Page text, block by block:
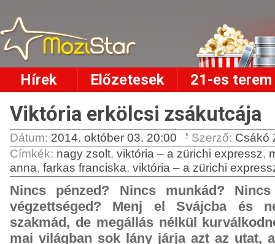
Hírek Előzetesek 21-es terem
Viktória erkölcsi zsákutcája
Dátum: 2014. október 03. 20:00 Szerző: Csákó
Címkék: nagy zsolt, viktória – a zürichi expressz,
anna, farkas franciska, viktória – a zürichi
Nincs pénzed? Nincs munkád?
végzettséged? Menj el Svájcba és
szakmád, de megállás nélkül
mai világban sok lány járja azt az utat,